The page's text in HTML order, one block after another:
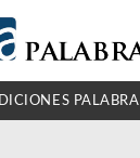
PALABRA